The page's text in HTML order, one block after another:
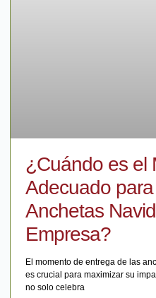
¿Cuándo es el
Adecuado
Anchetas
Empresa?
El momento de entrega de las
es crucial para maximizar su
no solo celebra